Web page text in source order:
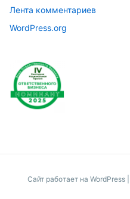
Лента комментариев
WordPress.org
Сайт работает на WordPress